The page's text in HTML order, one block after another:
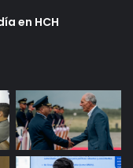
en HCH